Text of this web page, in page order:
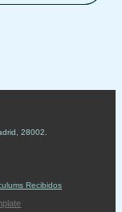
28002
Recibidos